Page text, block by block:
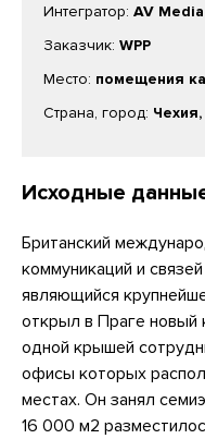
Интегратор: AV Media
Заказчик: WPP
Место: помещения
Страна, город:
Исходные
Британский
коммуникаций и
являющийся
открыл в Праге новый
одной крышей
офисы которых
местах. Он занял
16 000 м2